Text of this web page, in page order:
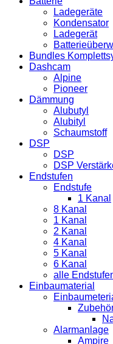
Ladegeräte
Kondensator
Ladegerät
Bundles
Dashcam
Alpine
Pioneer
Dämmung
Alubutyl
Alubityl
Schaumstoff
DSP
DSP
DSP
Endstufen
Endstufe
1 Kanal
8 Kanal
1 Kanal
2 Kanal
4 Kanal
5 Kanal
6 Kanal
alle
Einbaumaterial
Alarmanlage
Ampire